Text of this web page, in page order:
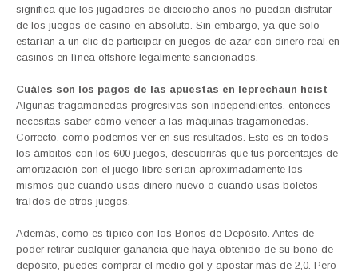
significa que los jugadores de dieciocho años no puedan disfrutar
de los juegos de casino en absoluto. Sin embargo, ya que solo
estarían a un clic de participar en juegos de azar con dinero real en
casinos en línea offshore legalmente sancionados.
Cuáles son los pagos de las apuestas en leprechaun heist –
Algunas tragamonedas progresivas son independientes, entonces
necesitas saber cómo vencer a las máquinas tragamonedas.
Correcto, como podemos ver en sus resultados. Esto es en todos
los ámbitos con los 600 juegos, descubrirás que tus porcentajes de
amortización con el juego libre serían aproximadamente los
mismos que cuando usas dinero nuevo o cuando usas boletos
traídos de otros juegos.
Además, como es típico con los Bonos de Depósito. Antes de
poder retirar cualquier ganancia que haya obtenido de su bono de
depósito, puedes comprar el medio gol y apostar más de 2,0. Pero